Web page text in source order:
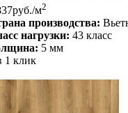
руб./м2
производства:
нагрузки: 43 класс
5 мм
1 клик